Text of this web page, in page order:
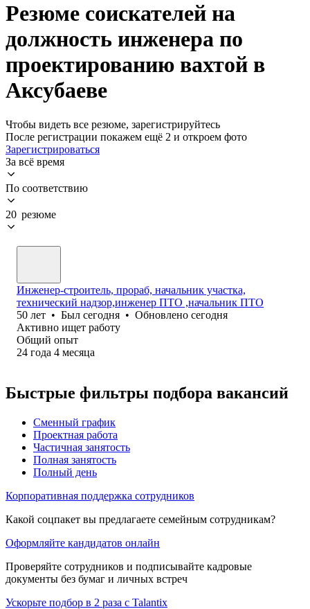
Резюме соискателей на
должность инженера по
проектированию вахтой в
Аксубаеве
Чтобы видеть все резюме, зарегистрируйтесь
После регистрации покажем ещё 2 и откроем фото
Зарегистрироваться
За всё время
По соответствию
20 резюме
Инженер-строитель, прораб, начальник участка,
технический надзор,инженер ПТО ,начальник ПТО
50 лет • Был сегодня • Обновлено сегодня
Активно ищет работу
Общий опыт
24 года 4 месяца
Быстрые фильтры подбора вакансий
Сменный график
Проектная работа
Частичная занятость
Полная занятость
Полный день
Корпоративная поддержка сотрудников
Какой соцпакет вы предлагаете семейным сотрудникам?
Оформляйте кандидатов онлайн
Проверяйте сотрудников и подписывайте кадровые
документы без бумаг и личных встреч
Ускорьте подбор в 2 раза с Talantix